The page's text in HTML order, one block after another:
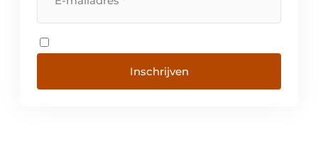
Inschrijven